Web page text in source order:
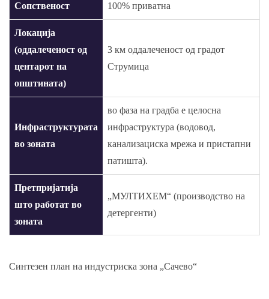
Сопственост 100% приватна
Локација
(оддалеченост од
центарот на
општината)
3 км оддалеченост од градот
Струмица
Инфраструктурата
во зоната
во фаза на градба е целосна
инфраструктура (водовод,
канализациска мрежа и пристапни
патишта).
Претпријатија
што работат во
зоната
„МУЛТИХЕМ“ (производство на
детергенти)
Синтезен план на индустриска зона „Сачево“